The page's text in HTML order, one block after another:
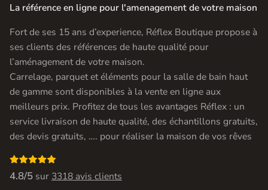
La référence en ligne pour l'amenagement de votre maison
Fort de ses 15 ans d’experience, Réflex Boutique propose à
ses clients des références de haute qualité pour
l’aménagement de votre maison.
Carrelage, parquet et éléments pour la salle de bain haut
de gamme sont disponibles à la vente en ligne aux
meilleurs prix. Profitez de tous les avantages Réflex : un
service livraison de haute qualité, des échantillons gratuits,
des devis gratuits, …. pour réaliser la maison de vos rêves

4.8/5 sur 3318 avis clients